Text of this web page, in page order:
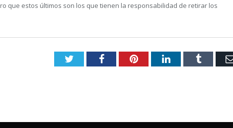
que estos últimos son los que tienen la responsabilidad de retirar los
TwitterFacebookPinterestLinkedInTumblr